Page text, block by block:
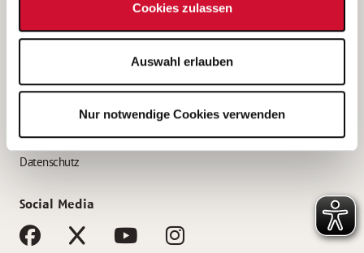
Cookies zulassen
Auswahl erlauben
Nur notwendige Cookies verwenden
Bewerbung als Erzieher*in
AWO Gliederungen nach Bundesland
Impressum
Datenschutz
Social Media